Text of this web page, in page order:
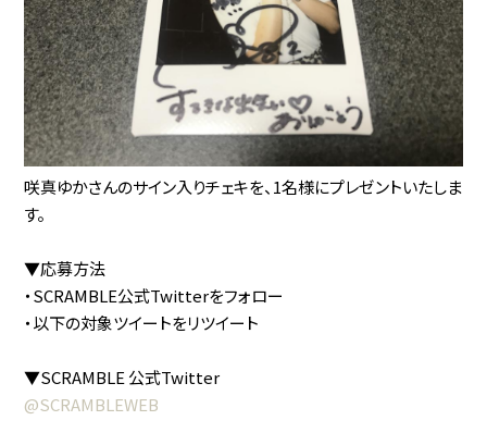
咲真ゆかさんのサイン入りチェキを、1名様にプレゼントいたしま
す。
▼応募方法
・SCRAMBLE公式Twitterをフォロー
・以下の対象ツイートをリツイート
▼SCRAMBLE 公式Twitter
@SCRAMBLEWEB